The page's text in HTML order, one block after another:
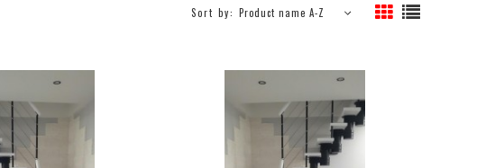
Sort by: Product name A-Z